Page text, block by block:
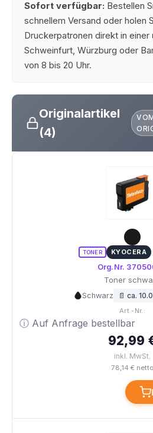
Sofort verfügbar: Bestellen
schnellem Versand oder holen
Druckerpatronen direkt in einer
Schweinfurt, Würzburg oder
von 8 bis 20 Uhr.
Originalartikel
(4)
TONER KYOCERA
Org.Nr.
Toner
Schwarz 📄 ca.
Art.-Nr.:
ⓘ Auf Anfrage bestellbar
92,99
inkl. MwSt.
78,14 € netto